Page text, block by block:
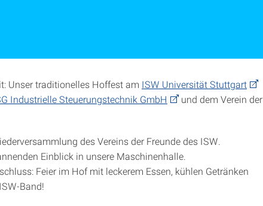
Unser traditionelles Hoffest am ISW Universität Stuttgart
Industrielle Steuerungstechnik GmbH
und dem Verein der
des Vereins der Freunde des ISW.
Einblick in unsere Maschinenhalle.
Feier im Hof mit leckerem Essen, kühlen Getränken
Band!